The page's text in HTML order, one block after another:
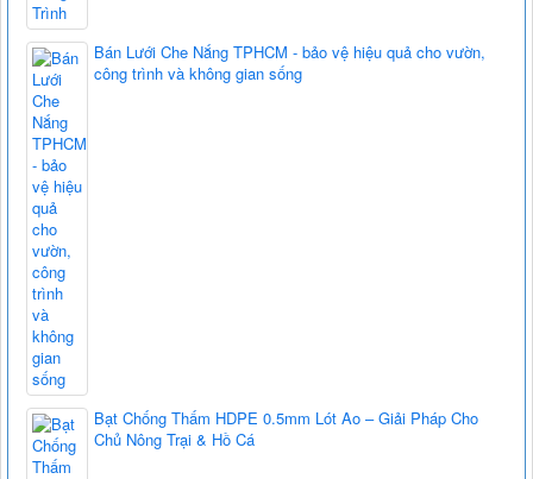
Bán Lưới Che Nắng TPHCM - bảo vệ hiệu quả cho vườn,
công trình và không gian sống
Bạt Chống Thấm HDPE 0.5mm Lót Ao – Giải Pháp Cho
Chủ Nông Trại & Hồ Cá